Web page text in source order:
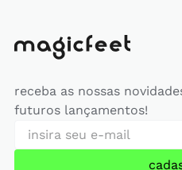
receba as nossas
futuros lançamentos!